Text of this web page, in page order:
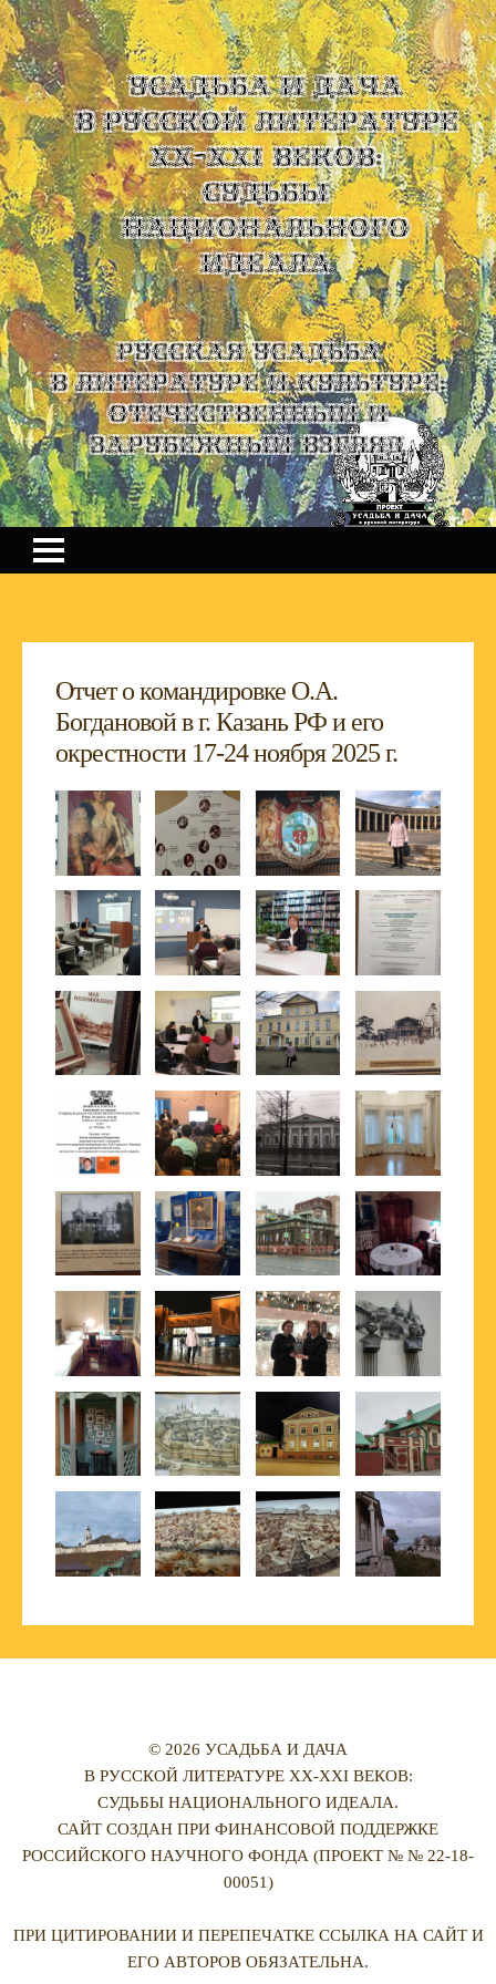
УСАДЬБА И ДАЧА
В РУССКОЙ ЛИТЕРАТУРЕ
XX-XXI ВЕКОВ:
СУДЬБЫ
НАЦИОНАЛЬНОГО
ИДЕАЛА
Русская усадьба
в литературе и культуре:
отечественный и
зарубежный взгляд
Отчет о командировке О.А.
Богдановой в г. Казань РФ и его
окрестности 17-24 ноября 2025 г.
© 2026 УСАДЬБА И ДАЧА
В РУССКОЙ ЛИТЕРАТУРЕ XX-XXI ВЕКОВ:
СУДЬБЫ НАЦИОНАЛЬНОГО ИДЕАЛА.
САЙТ СОЗДАН ПРИ ФИНАНСОВОЙ ПОДДЕРЖКЕ
РОССИЙСКОГО НАУЧНОГО ФОНДА (ПРОЕКТ № № 22-18-
00051)
ПРИ ЦИТИРОВАНИИ И ПЕРЕПЕЧАТКЕ ССЫЛКА НА САЙТ И
ЕГО АВТОРОВ ОБЯЗАТЕЛЬНА.